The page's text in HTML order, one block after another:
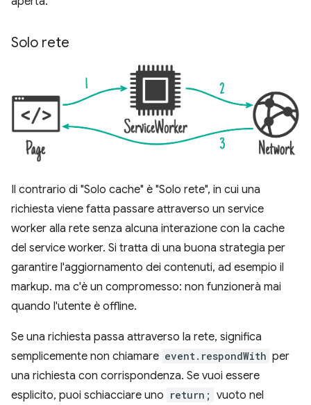
Solo rete
Il contrario di "Solo cache" è "Solo rete", in cui una
richiesta viene fatta passare attraverso un service
worker alla rete senza alcuna interazione con la cache
del service worker. Si tratta di una buona strategia per
garantire l'aggiornamento dei contenuti, ad esempio il
markup. ma c'è un compromesso: non funzionerà mai
quando l'utente è offline.
Se una richiesta passa attraverso la rete, significa
semplicemente non chiamare event.respondWith per
una richiesta con corrispondenza. Se vuoi essere
esplicito, puoi schiacciare uno return; vuoto nel